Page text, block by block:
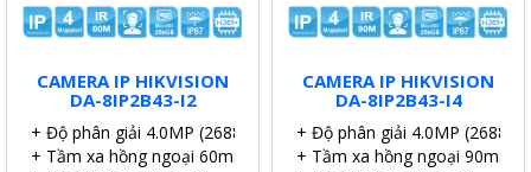
CAMERA IP HIKVISION
DA-8IP2B43-I2
+ Độ phân giải 4.0MP (2688 × 1520@25fps)
+ Tầm xa hồng ngoại 60m.
CAMERA IP HIKVISION
DA-8IP2B43-I4
+ Độ phân giải 4.0MP (2688 ×
+ Tầm xa hồng ngoại 90m.